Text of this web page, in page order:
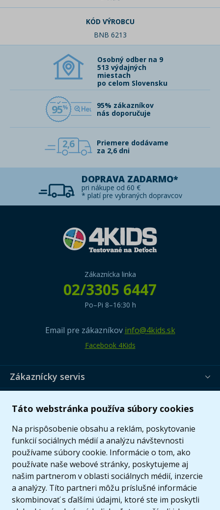
Táto webstránka používa súbory cookies
Na prispôsobenie obsahu a reklám, poskytovanie
funkcií sociálnych médií a analýzu návštevnosti
používame súbory cookie. Informácie o tom, ako
používate naše webové stránky, poskytujeme aj
našim partnerom v oblasti sociálnych médií, inzercie
a analýzy. Títo partneri môžu príslušné informácie
skombinovať s ďalšími údajmi, ktoré ste im poskytli
KÓD VÝROBCU
BNB 6213
Osobný odber na 9
513 výdajných
miestach
po celom Slovensku
95
95% zákazníkov
nás doporučuje
2,6
Priemere dodávame
za 2,6 dni
DOPRAVA ZADARMO*
pri nákupe od 60 €
* platí pre vybraných dopravcov
Zákaznícka linka
02/3305 6447
Po–Pi 8–16:30 h
Email pre zákazníkov info@4kids.sk
Facebook 4Kids
Zákaznícky servis